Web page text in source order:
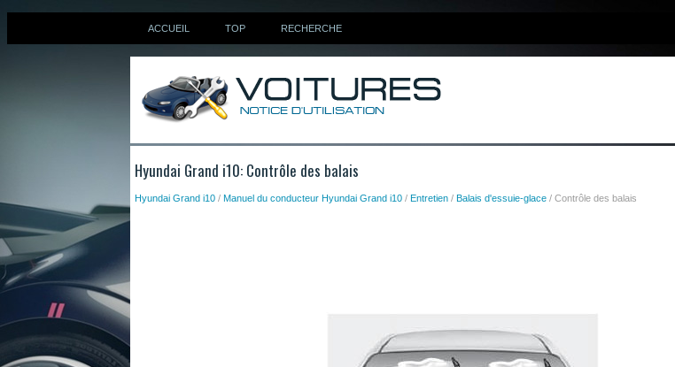
ACCUEIL TOP RECHERCHE
Hyundai Grand i10: Contrôle des balais
Hyundai Grand i10 / Manuel du conducteur Hyundai Grand i10 / Entretien / Balais d'essuie-glace / Contrôle des balais